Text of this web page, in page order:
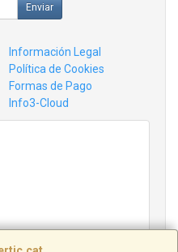
Enviar
Información Legal
Política de Cookies
Formas de Pago
Info3-Cloud